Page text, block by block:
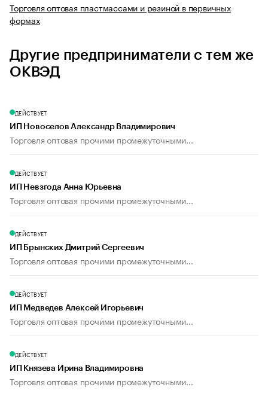
Торговля оптовая пластмассами и резиной в первичных
формах
Другие предприниматели с тем же
ОКВЭД
ДЕЙСТВУЕТ
ИП Новоселов Александр Владимирович
Торговля оптовая прочими промежуточными...
ДЕЙСТВУЕТ
ИП Невзгода Анна Юрьевна
Торговля оптовая прочими промежуточными...
ДЕЙСТВУЕТ
ИП Брынских Дмитрий Сергеевич
Торговля оптовая прочими промежуточными...
ДЕЙСТВУЕТ
ИП Медведев Алексей Игорьевич
Торговля оптовая прочими промежуточными...
ДЕЙСТВУЕТ
ИП Князева Ирина Владимировна
Торговля оптовая прочими промежуточными...